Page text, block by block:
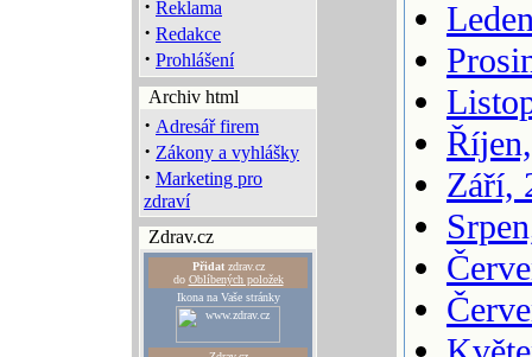
· Reklama
· Redakce
· Prohlášení
Archiv html
· Adresář firem
· Zákony a vyhlášky
· Marketing pro
zdraví
Zdrav.cz
Přidatzdrav.cz
do Oblíbených položek
Ikona na Vaše stránky
Září,